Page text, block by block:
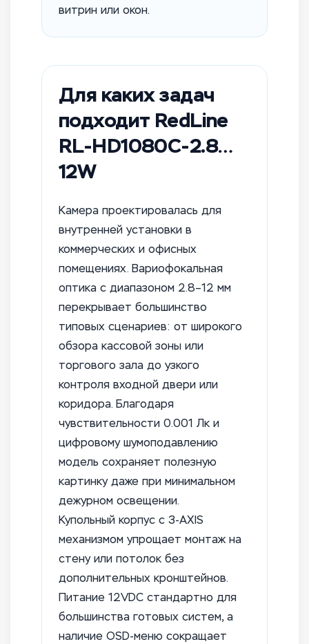
витрин или окон.
Для каких задач
подходит RedLine
RL-HD1080C-2.8…
12W
Камера проектировалась для
внутренней установки в
коммерческих и офисных
помещениях. Вариофокальная
оптика с диапазоном 2.8–12 мм
перекрывает большинство
типовых сценариев: от широкого
обзора кассовой зоны или
торгового зала до узкого
контроля входной двери или
коридора. Благодаря
чувствительности 0.001 Лк и
цифровому шумоподавлению
модель сохраняет полезную
картинку даже при минимальном
дежурном освещении.
Купольный корпус с 3-AXIS
механизмом упрощает монтаж на
стену или потолок без
дополнительных кронштейнов.
Питание 12VDC стандартно для
большинства готовых систем, а
наличие OSD-меню сокращает